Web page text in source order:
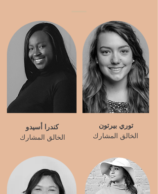
كندرا أسيدو
الخالق المشارك
توري بيرتون
الخالق المشارك